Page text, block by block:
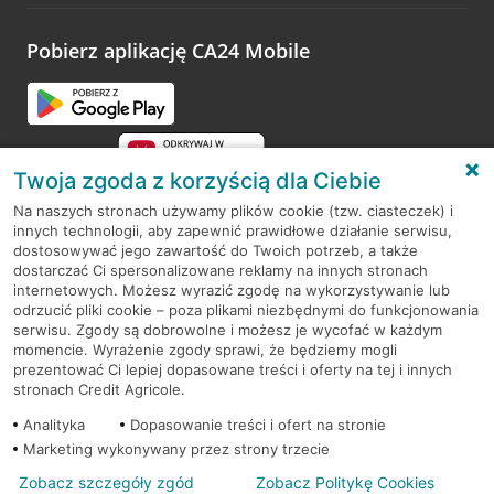
opinie.
Pobierz aplikację CA24 Mobile
RODO
Regulamin serwisu
Mapa serwisu
PolitykaCookies
© 2026 Credit Agricole Bank Polska S.A. Wszelkie prawa zastrzeżone
Twoja zgoda z korzyścią dla Ciebie
Na naszych stronach używamy plików cookie (tzw. ciasteczek) i
innych technologii, aby zapewnić prawidłowe działanie serwisu,
dostosowywać jego zawartość do Twoich potrzeb, a także
dostarczać Ci spersonalizowane reklamy na innych stronach
internetowych. Możesz wyrazić zgodę na wykorzystywanie lub
odrzucić pliki cookie – poza plikami niezbędnymi do funkcjonowania
serwisu. Zgody są dobrowolne i możesz je wycofać w każdym
momencie. Wyrażenie zgody sprawi, że będziemy mogli
prezentować Ci lepiej dopasowane treści i oferty na tej i innych
stronach Credit Agricole.
Analityka
Dopasowanie treści i ofert na stronie
Marketing wykonywany przez strony trzecie
Zobacz szczegóły zgód Zobacz Politykę Cookies